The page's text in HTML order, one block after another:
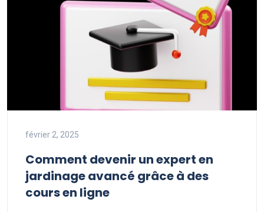
février 2, 2025
Comment devenir un expert en
jardinage avancé grâce à des
cours en ligne